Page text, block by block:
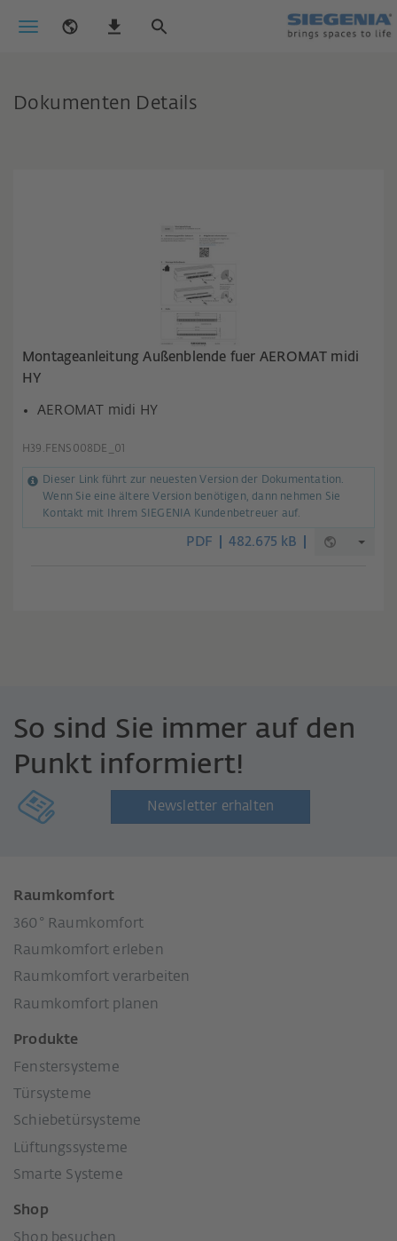
Dokumenten Details
Montageanleitung Außenblende fuer AEROMAT midi
HY
AEROMAT midi HY
H39.FENS008DE_01
Dieser Link führt zur neuesten Version der Dokumentation.
Wenn Sie eine ältere Version benötigen, dann nehmen Sie
Kontakt mit Ihrem SIEGENIA Kundenbetreuer auf.
PDF 482.675 kB
So sind Sie immer auf den
Punkt informiert!
Newsletter erhalten
Raumkomfort
360° Raumkomfort
Raumkomfort erleben
Raumkomfort verarbeiten
Raumkomfort planen
Produkte
Fenstersysteme
Türsysteme
Schiebetürsysteme
Lüftungssysteme
Smarte Systeme
Shop
Shop besuchen